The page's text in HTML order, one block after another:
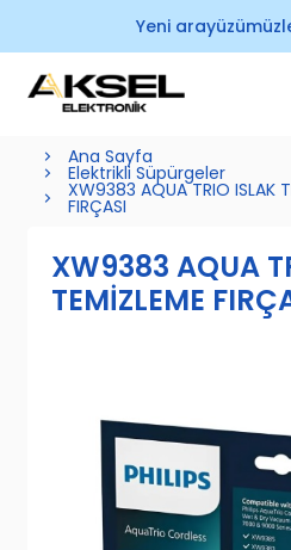
Yeni
Ana Sayfa
Elektrikli Süpürgeler
XW9383 AQUA TRIO ISLAK
FIRÇASI
XW9383 AQUA
TEMİZLEME